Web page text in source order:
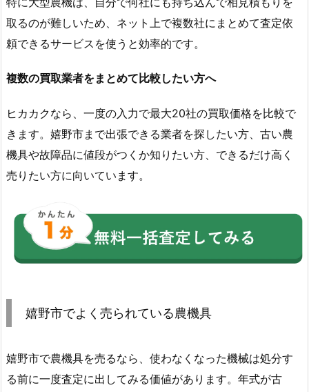
取るのが難しいため、ネット上で複数社にまとめて査定依
頼できるサービスを使うと効率的です。
複数の買取業者をまとめて比較したい方へ
ヒカカクなら、一度の入力で最大20社の買取価格を比較で
きます。嬉野市まで出張できる業者を探したい方、古い農
機具や故障品に値段がつくか知りたい方、できるだけ高く
売りたい方に向いています。
嬉野市でよく売られている農機具
嬉野市で農機具を売るなら、使わなくなった機械は処分す
る前に一度査定に出してみる価値があります。年式が古